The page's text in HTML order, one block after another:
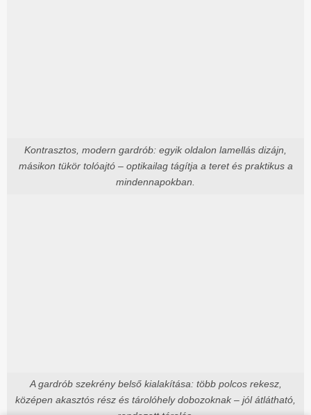
Kontrasztos, modern gardrób: egyik oldalon lamellás dizájn,
másikon tükör tolóajtó – optikailag tágítja a teret és praktikus a
mindennapokban.
A gardrób szekrény belső kialakítása: több polcos rekesz,
középen akasztós rész és tárolóhely dobozoknak – jól átlátható,